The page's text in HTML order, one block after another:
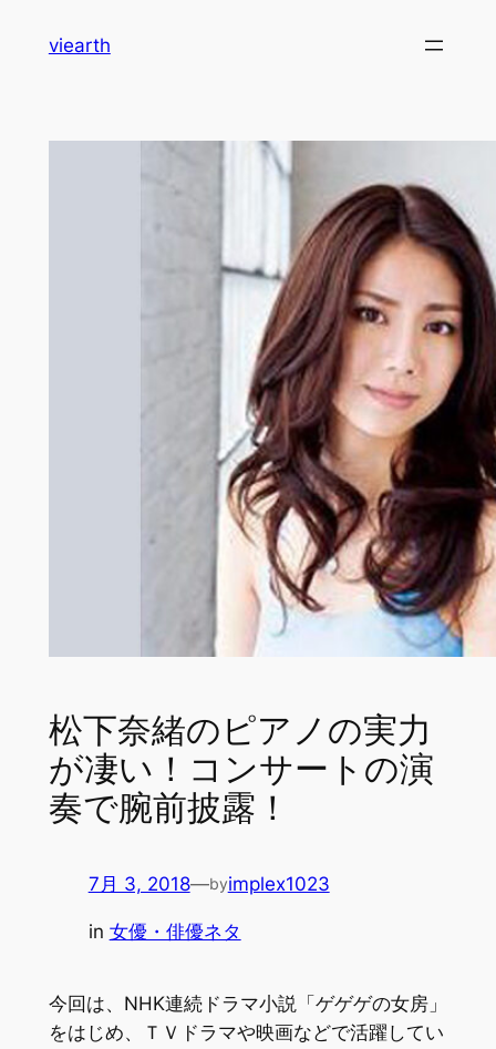
viearth
松下奈緒のピアノの実力
が凄い！コンサートの演
奏で腕前披露！
7月 3, 2018—byimplex1023
in 女優・俳優ネタ
今回は、NHK連続ドラマ小説「ゲゲゲの女房」
をはじめ、ＴＶドラマや映画などで活躍してい